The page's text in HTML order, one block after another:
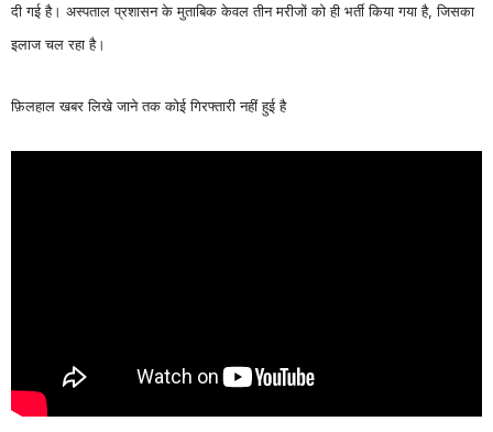
दी गई है। अस्पताल प्रशासन के मुताबिक केवल तीन मरीजों को ही भर्ती किया गया है, जिसका
इलाज चल रहा है।
फ़िलहाल खबर लिखे जाने तक कोई गिरफ्तारी नहीं हुई है